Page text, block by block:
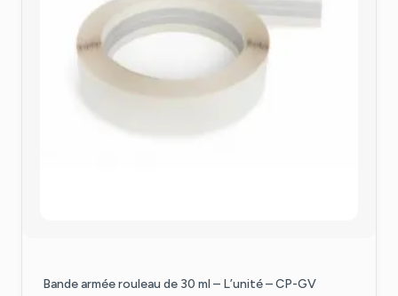
Bande armée rouleau de 30 ml – L’unité – CP-GV